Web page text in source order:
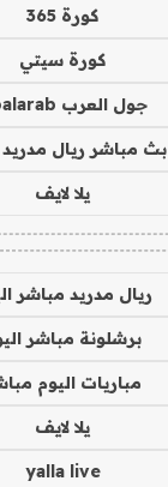
كورة 365
كورة سيتي
جول العرب goalarab
بث مباشر ريال مدريد
يلا لايف
ريال مدريد مباشر
برشلونة مباشر
مباريات اليوم
يلا لايف
yalla live